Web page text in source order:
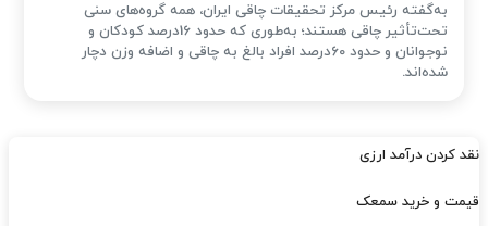
به‌گفته رئیس مرکز تحقیقات چاقی ایران، همه گروه‌های سنی
تحت‌تأثیر چاقی هستند؛ به‌طوری که حدود 16درصد کودکان و
نوجوانان و حدود 60درصد افراد بالغ به چاقی و اضافه وزن دچار
شده‌اند.
نقد کردن درآمد ارزی
قیمت و خرید سمعک